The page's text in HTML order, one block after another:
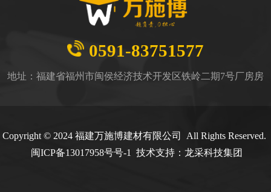
0591-83751577
地址：福建省福州市闽侯经济技术开发区铁岭二期7号厂房房
Copyright © 2024 福建万施博建材有限公司 All Rights Reserved.
闽ICP备13017958号号-1 技术支持： 龙采科技集团